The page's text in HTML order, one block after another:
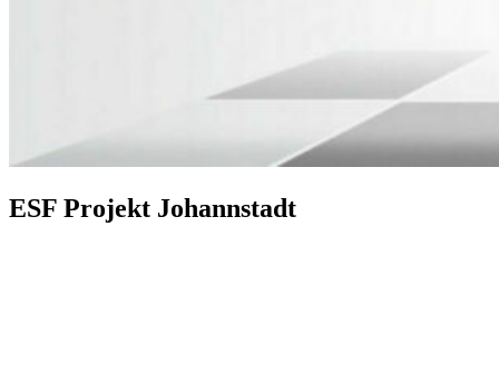
ESF Projekt Johannstadt